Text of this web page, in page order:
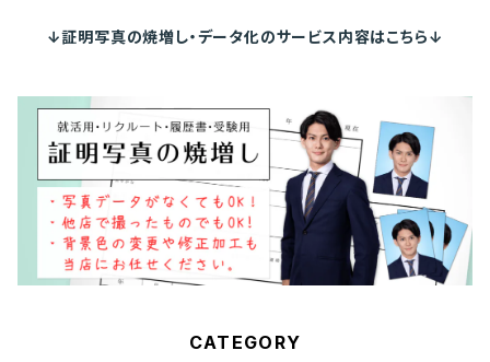
↓証明写真の焼増し・データ化のサービス内容はこちら↓
CATEGORY